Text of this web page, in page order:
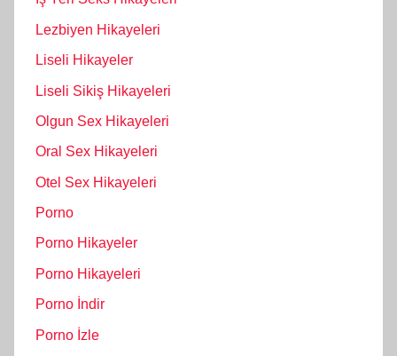
Lezbiyen Hikayeleri
Liseli Hikayeler
Liseli Sikiş Hikayeleri
Olgun Sex Hikayeleri
Oral Sex Hikayeleri
Otel Sex Hikayeleri
Porno
Porno Hikayeler
Porno Hikayeleri
Porno İndir
Porno İzle